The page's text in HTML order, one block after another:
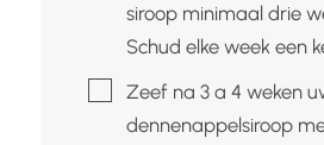
siroop minimaal drie
Schud elke week een
▢
Zeef na 3 a 4 weken
dennenappelsiroop